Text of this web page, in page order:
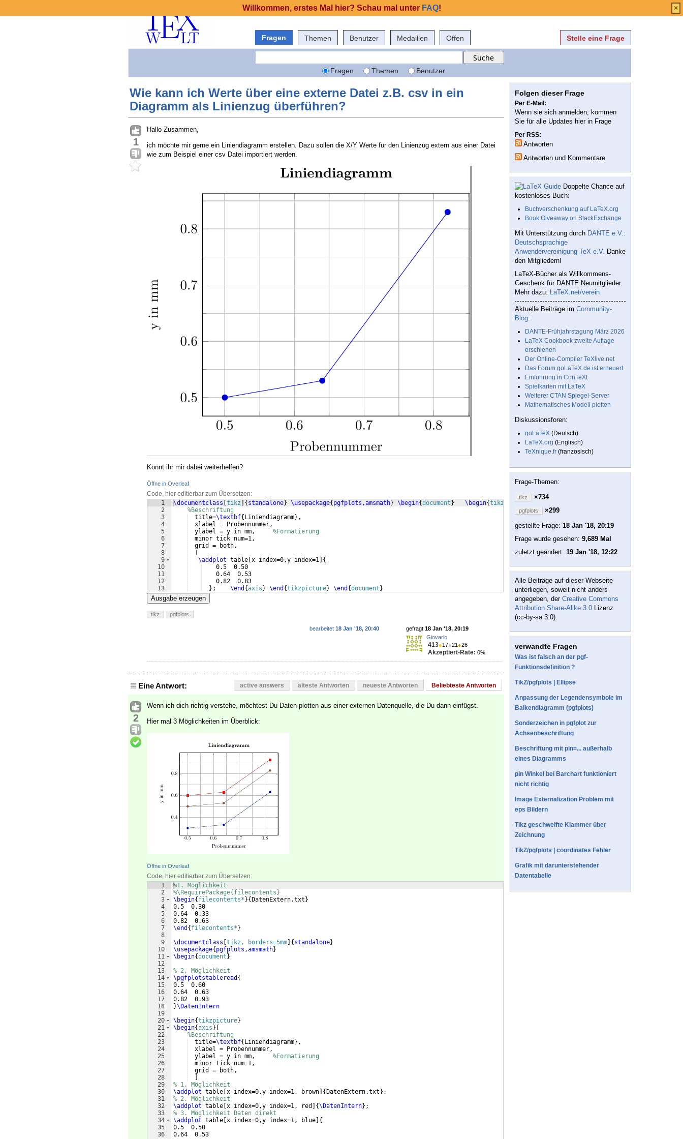
Fragen Themen Benutzer Medaillen Offen Stelle eine Frage
Fragen Themen Benutzer
Wie kann ich Werte über eine externe Datei z.B. csv in ein
Diagramm als Linienzug überführen?
1
Hallo Zusammen,
ich möchte mir gerne ein Liniendiagramm erstellen. Dazu sollen die X/Y Werte für den Linienzug extern aus einer Datei
wie zum Beispiel einer csv Datei importiert werden.
Könnt ihr mir dabei weiterhelfen?
Öffne in Overleaf
Code, hier editierbar zum Übersetzen:
1
2
3
4
5
6
7
8
9
10
11
12
13
\documentclass [tikz ] {standalone} \usepackage{pgfplots,amsmath} \begin{document} \begin{tikzpicture}
%Beschriftung
  title=
\textbf{Liniendiagramm} ,
  xlabel = Probennummer,
  ylabel = y in mm,
%Formatierung
  minor tick num=1,
  grid = both,
]
\addplot table [x index=0,y index=1 ] {
    0.5  0.50
    0.64  0.53
    0.82  0.83
} ; \end {axis} \end {tikzpicture} \end {document}
Ausgabe erzeugen
tikz pgfplots
gefragt 18 Jan '18, 20:19
Giovario
413●17●21 ●26
Akzeptiert-Rate: 0%
bearbeitet 18 Jan '18, 20:40
Eine Antwort: active answers älteste Antworten neueste Antworten Beliebteste Antworten
2
Wenn ich dich richtig verstehe, möchtest Du Daten plotten aus einer externen Datenquelle, die Du dann einfügst.
Hier mal 3 Möglichkeiten im Überblick:
Öffne in Overleaf
Code, hier editierbar zum Übersetzen:
1
2
3
4
5
6
7
8
9
10
11
12
13
14
15
16
17
18
19
20
21
22
23
24
25
26
27
28
29
30
31
32
33
34
35
36
%1. Möglichkeit
%\RequirePackage{filecontents}
\begin{ filecontents* }{ DatenExtern.txt }
0.5  0.30
0.64  0.33
0.82  0.63
\end { filecontents* }
\documentclass tikz, borders=5mm { standalone}
\usepackage{ pgfplots,amsmath}
\begin{document }
% 2. Möglichkeit
\pgfplotstableread {
0.5  0.60
0.64  0.63
0.82  0.93
}\DatenIntern
\begin{tikzpicture}
\begin{axis }
%Beschriftung
  title=
\textbf{ Liniendiagramm} ,
  xlabel = Probennummer,
  ylabel = y in mm,
%Formatierung
  minor tick num=1,
  grid = both,
% 1. Möglichkeit
\addplot table x index=0,y index=1, brown { DatenExtern.txt } ;
% 2. Möglichkeit
\addplot table x index=0,y index=1, red {\DatenIntern} ;
% 3. Möglichkeit Daten direkt
\addplot table x index=0,y index=1, blue {
0.5  0.50
0.64  0.53
Folgen dieser Frage
Per E-Mail:
Wenn sie sich anmelden, kommen
Sie für alle Updates hier in Frage
Per RSS:
Antworten
Antworten und Kommentare
Doppelte Chance auf
kostenloses Buch:
Buchverschenkung auf LaTeX.org
Book Giveaway on StackExchange
Mit Unterstützung durch DANTE e.V.:
Deutschsprachige
Anwendervereinigung TeX e.V. Danke
den Mitgliedern!
LaTeX-Bücher als Willkommens-
Geschenk für DANTE Neumitglieder.
Mehr dazu: LaTeX.net/verein
Aktuelle Beiträge im Community-
Blog:
DANTE-Frühjahrstagung März 2026
LaTeX Cookbook zweite Auflage
erschienen
Der Online-Compiler TeXlive.net
Das Forum goLaTeX.de ist erneuert
Einführung in ConTeXt
Spielkarten mit LaTeX
Weiterer CTAN Spiegel-Server
Mathematisches Modell plotten
Diskussionsforen:
goLaTeX (Deutsch)
LaTeX.org (Englisch)
TeXnique.fr (französisch)
Frage-Themen:
tikz ×734
pgfplots
×299
gestellte Frage: 18 Jan '18, 20:19
Frage wurde gesehen: 9,689 Mal
zuletzt geändert: 19 Jan '18, 12:22
Alle Beiträge auf dieser Webseite
unterliegen, soweit nicht anders
angegeben, der Creative Commons
Attribution Share-Alike 3.0 Lizenz
(cc-by-sa 3.0).
verwandte Fragen
Was ist falsch an der pgf-
Funktionsdefinition ?
TikZ/pgfplots | Ellipse
Anpassung der Legendensymbole im
Balkendiagramm (pgfplots)
Sonderzeichen in pgfplot zur
Achsenbeschriftung
Beschriftung mit pin=... außerhalb
eines Diagramms
pin Winkel bei Barchart funktioniert
nicht richtig
Image Externalization Problem mit
eps Bildern
Tikz geschweifte Klammer über
Zeichnung
TikZ/pgfplots | coordinates Fehler
Grafik mit darunterstehender
Datentabelle
Willkommen, erstes Mal hier? Schau mal unter FAQ! ×